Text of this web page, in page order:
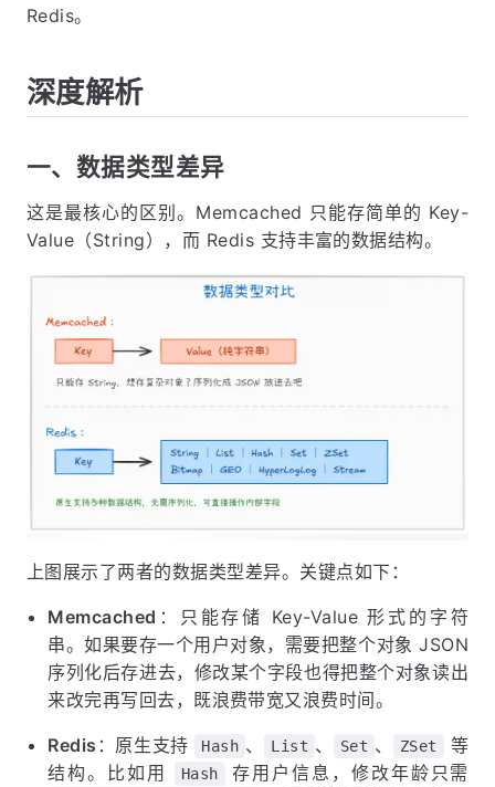
Redis。
深度解析
一、数据类型差异
这是最核心的区别。Memcached 只能存简单的 Key-
Value（String），而 Redis 支持丰富的数据结构。
上图展示了两者的数据类型差异。关键点如下：
Memcached ：只能存储 Key-Value 形式的字符
串。如果要存一个用户对象，需要把整个对象 JSON
序列化后存进去，修改某个字段也得把整个对象读出
来改完再写回去，既浪费带宽又浪费时间。
Redis ：原生支持 Hash 、 List 、 Set 、 ZSet
等
结构。比如用
Hash 存用户信息，修改年龄只需